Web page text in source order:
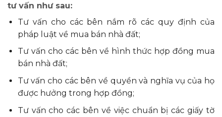
tư vấn như sau:
Tư vấn cho các bên nắm rõ các quy định của
pháp luật về mua bán nhà đất;
Tư vấn cho các bên về hình thức hợp đồng mua
bán nhà đất;
Tư vấn cho các bên về quyền và nghĩa vụ của họ
được hưởng trong hợp đồng;
Tư vấn cho các bên về việc chuẩn bị các giấy tờ